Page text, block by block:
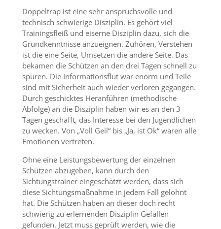
Doppeltrap ist eine sehr anspruchsvolle und
technisch schwierige Disziplin. Es gehört viel
Trainingsfleiß und eiserne Disziplin dazu, sich die
Grundkenntnisse anzueignen. Zuhören, Verstehen
ist die eine Seite, Umsetzen die andere Seite. Das
bekamen die Schützen an den drei Tagen schnell zu
spüren. Die Informationsflut war enorm und Teile
sind mit Sicherheit auch wieder verloren gegangen.
Durch geschicktes Heranführen (methodische
Abfolge) an die Disziplin haben wir es an den 3
Tagen geschafft, das Interesse bei den Jugendlichen
zu wecken. Von „Voll Geil“ bis „Ja, ist Ok“ waren alle
Emotionen vertreten.
Ohne eine Leistungsbewertung der einzelnen
Schützen abzugeben, kann durch den
Sichtungstrainer eingeschätzt werden, dass sich
diese Sichtungsmaßnahme in jedem Fall gelohnt
hat. Die Schützen haben an dieser doch recht
schwierig zu erlernenden Disziplin Gefallen
gefunden. Jetzt muss geprüft werden, wie die